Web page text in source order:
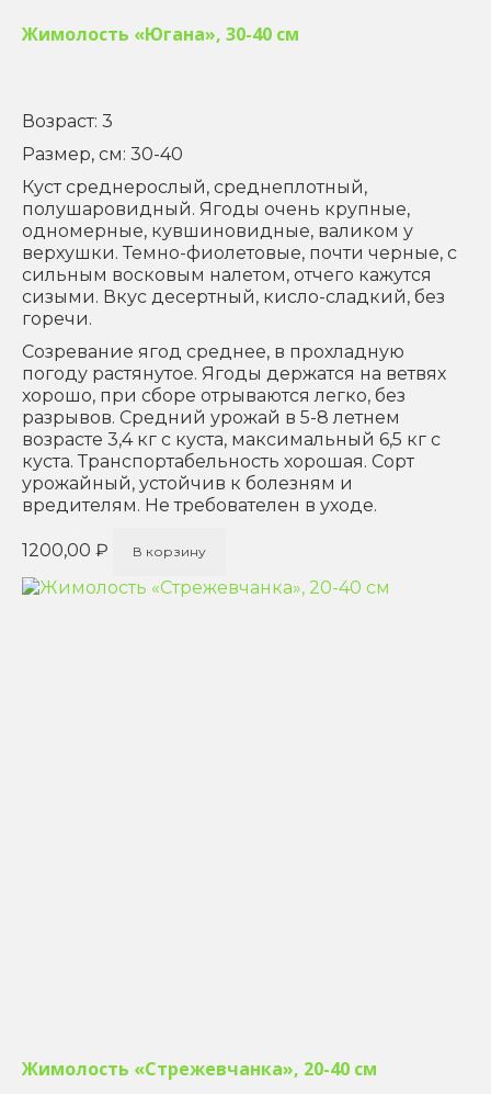
Жимолость «Югана», 30-40 см
Возраст: 3
Размер, см: 30-40
Куст среднерослый, среднеплотный,
полушаровидный. Ягоды очень крупные,
одномерные, кувшиновидные, валиком у
верхушки. Темно-фиолетовые, почти черные, с
сильным восковым налетом, отчего кажутся
сизыми. Вкус десертный, кисло-сладкий, без
горечи.
Созревание ягод среднее, в прохладную
погоду растянутое. Ягоды держатся на ветвях
хорошо, при сборе отрываются легко, без
разрывов. Средний урожай в 5-8 летнем
возрасте 3,4 кг с куста, максимальный 6,5 кг с
куста. Транспортабельность хорошая. Сорт
урожайный, устойчив к болезням и
вредителям. Не требователен в уходе.
1200,00 ₽ В корзину
Жимолость «Стрежевчанка», 20-40 см